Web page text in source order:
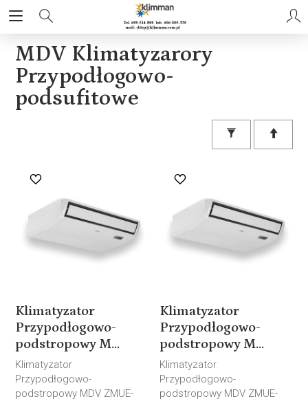
MDV Klimatyzarory
Przypodłogowo-
podsufitowe
Klimatyzator
Przypodłogowo-
podstropowy M...
Klimatyzator
Przypodłogowo-
podstropowy MDV ZMUE-
Klimatyzator
Przypodłogowo-
podstropowy M...
Klimatyzator
Przypodłogowo-
podstropowy MDV ZMUE-